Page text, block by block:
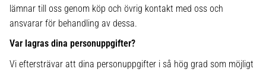
lämnar till oss genom köp och övrig kontakt med oss och
ansvarar för behandling av dessa.
Var lagras dina personuppgifter?
Vi eftersträvar att dina personuppgifter i så hög grad som möjligt